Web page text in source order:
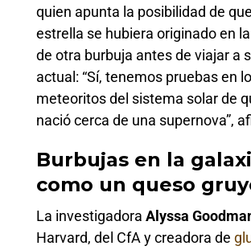
quien apunta la posibilidad de
estrella se hubiera originado en
de otra burbuja antes de viajar a
actual: “Sí, tenemos pruebas en
meteoritos del sistema solar de
nació cerca de una supernova”,
Burbujas en la
como un queso
La investigadora Alyssa
Harvard, del CfA y creadora de